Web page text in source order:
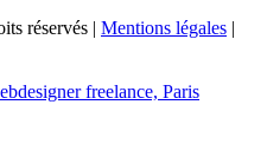
réservés
Mentions légales
freelance, Paris